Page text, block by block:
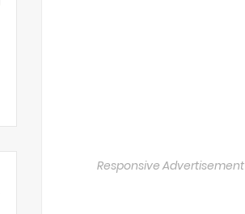
Responsive Advertisement